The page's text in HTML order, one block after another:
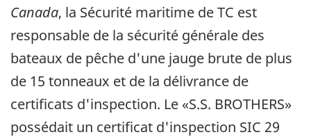
Canada, la Sécurité maritime de TC est
responsable de la sécurité générale des
bateaux de pêche d'une jauge brute de plus
de 15 tonneaux et de la délivrance de
certificats d'inspection. Le «S.S. BROTHERS»
possédait un certificat d'inspection SIC 29